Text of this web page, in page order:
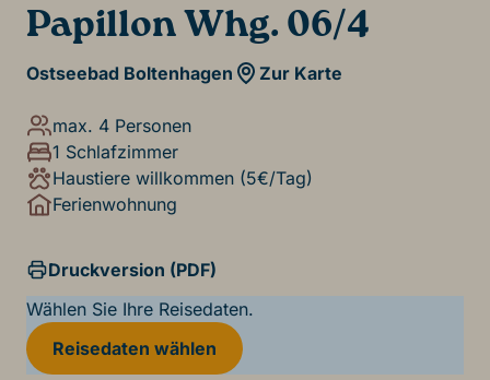
Papillon Whg. 06/4
Ostseebad Boltenhagen Zur Karte
max. 4 Personen
1 Schlafzimmer
Haustiere willkommen (5€/Tag)
Ferienwohnung
Druckversion (PDF)
Wählen Sie Ihre Reisedaten.
Reisedaten wählen